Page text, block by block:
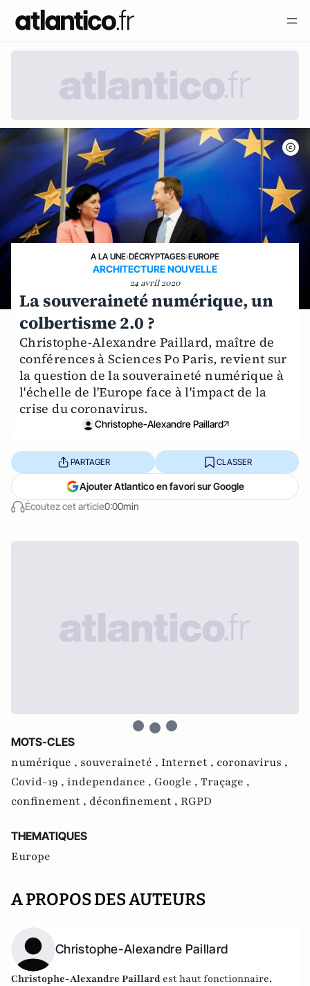
A LA UNE›DÉCRYPTAGES›EUROPE
ARCHITECTURE NOUVELLE
24 avril 2020
La souveraineté numérique, un
colbertisme 2.0 ?
Christophe-Alexandre Paillard, maître de
conférences à Sciences Po Paris, revient sur
la question de la souveraineté numérique à
l'échelle de l'Europe face à l'impact de la
crise du coronavirus.
Christophe-Alexandre Paillard
Écoutez cet article0:00min
PARTAGER CLASSER
Ajouter Atlantico en favori sur Google
MOTS-CLES
numérique , souveraineté , Internet , coronavirus ,
Covid-19 , independance , Google , Traçage ,
confinement , déconfinement , RGPD
THEMATIQUES
Europe
A PROPOS DES AUTEURS
Christophe-Alexandre Paillard
Christophe-Alexandre Paillard est haut fonctionnaire,